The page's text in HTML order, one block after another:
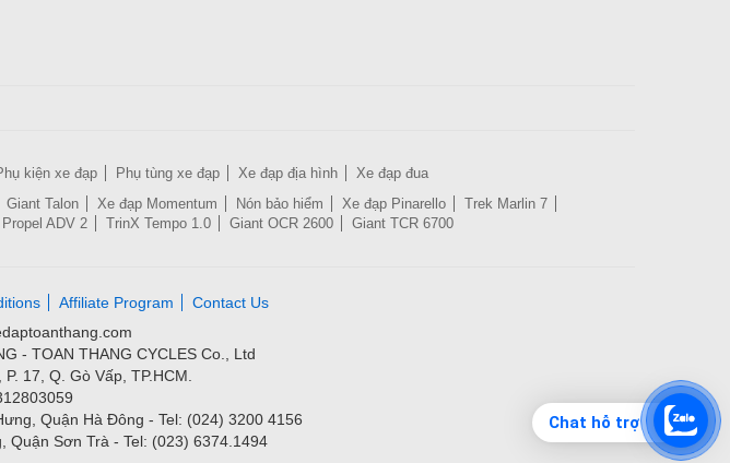
Chat hỗ trợ
kiện xe đạp Phụ tùng xe đạp Xe đạp địa hình
Xe đạp đua
Giant Talon Xe đạp Momentum Nón bảo hiểm Xe đạp Pinarello
Trek Marlin 7
ADV 2 TrinX Tempo 1.0 Giant OCR 2600 Giant TCR 6700
Affiliate Program
Contact Us
- TOAN THANG CYCLES Co., Ltd
17, Q. Gò Vấp, TP.HCM.
Quận Hà Đông - Tel: (024) 3200 4156
Quận Sơn Trà - Tel: (023) 6374.1494